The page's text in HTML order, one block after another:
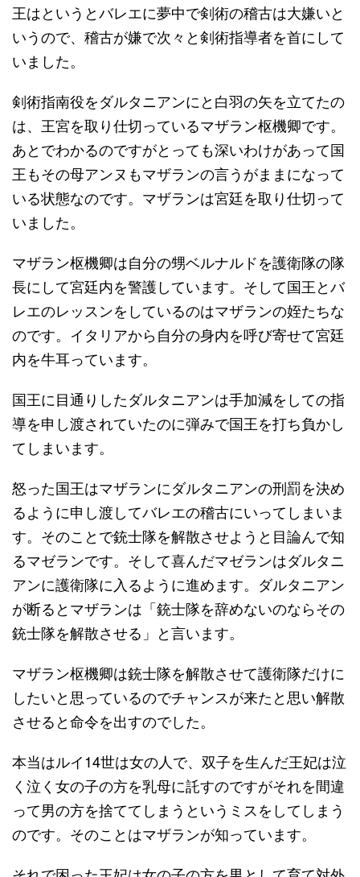
王はというとバレエに夢中で剣術の稽古は大嫌いと
いうので、稽古が嫌で次々と剣術指導者を首にして
いました。
剣術指南役をダルタニアンにと白羽の矢を立てたの
は、王宮を取り仕切っているマザラン枢機卿です。
あとでわかるのですがとっても深いわけがあって国
王もその母アンヌもマザランの言うがままになって
いる状態なのです。マザランは宮廷を取り仕切って
いました。
マザラン枢機卿は自分の甥ベルナルドを護衛隊の隊
長にして宮廷内を警護しています。そして国王とバ
レエのレッスンをしているのはマザランの姪たちな
のです。イタリアから自分の身内を呼び寄せて宮廷
内を牛耳っています。
国王に目通りしたダルタニアンは手加減をしての指
導を申し渡されていたのに弾みで国王を打ち負かし
てしまいます。
怒った国王はマザランにダルタニアンの刑罰を決め
るように申し渡してバレエの稽古にいってしまいま
す。そのことで銃士隊を解散させようと目論んで知
るマゼランです。そして喜んだマゼランはダルタニ
アンに護衛隊に入るように進めます。ダルタニアン
が断るとマザランは「銃士隊を辞めないのならその
銃士隊を解散させる」と言います。
マザラン枢機卿は銃士隊を解散させて護衛隊だけに
したいと思っているのでチャンスが来たと思い解散
させると命令を出すのでした。
本当はルイ14世は女の人で、双子を生んだ王妃は泣
く泣く女の子の方を乳母に託すのですがそれを間違
って男の方を捨ててしまうというミスをしてしまう
のです。そのことはマザランが知っています。